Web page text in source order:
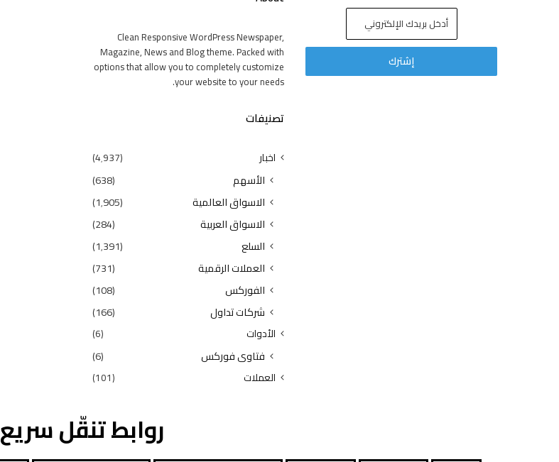
Clean Responsive WordPress Newspaper,
Magazine, News and Blog theme. Packed with
options that allow you to completely customize
your website to your needs.
تصنيفات
اخبار (4٬937)
الأسهم
(638)
الاسواق العالمية
(1٬905)
الاسواق العربية
(284)
السلع
(1٬391)
العملات الرقمية
(731)
الفوركس
(108)
شركات تداول
(166)
الأدوات (6)
فتاوى فوركس (6)
العملات (101)
روابط تنقّل سريع